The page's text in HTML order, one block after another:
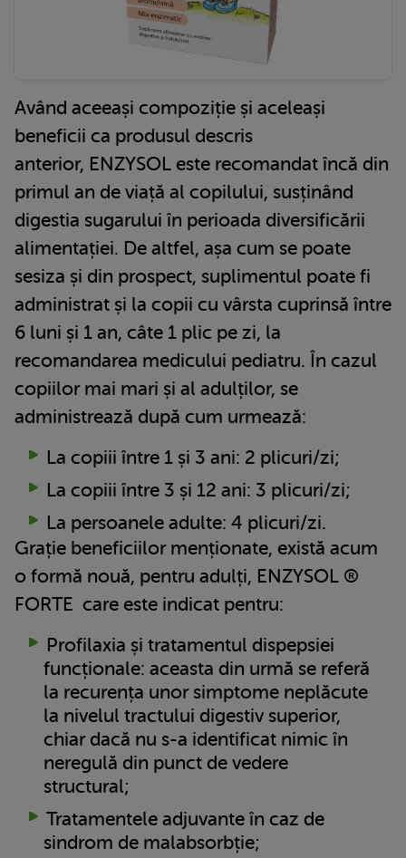
Având aceeași compoziție și aceleași
beneficii ca produsul descris
anterior, ENZYSOL este recomandat încă din
primul an de viață al copilului, susținând
digestia sugarului în perioada diversificării
alimentației. De altfel, așa cum se poate
sesiza și din prospect, suplimentul poate fi
administrat și la copii cu vârsta cuprinsă între
6 luni și 1 an, câte 1 plic pe zi, la
recomandarea medicului pediatru. În cazul
copiilor mai mari și al adulților, se
administrează după cum urmează:
La copiii între 1 și 3 ani: 2 plicuri/zi;
La copiii între 3 și 12 ani: 3 plicuri/zi;
La persoanele adulte: 4 plicuri/zi.
Grație beneficiilor menționate, există acum
o formă nouă, pentru adulți, ENZYSOL ®
FORTE care este indicat pentru:
Profilaxia și tratamentul dispepsiei
funcționale: aceasta din urmă se referă
la recurența unor simptome neplăcute
la nivelul tractului digestiv superior,
chiar dacă nu s-a identificat nimic în
neregulă din punct de vedere
structural;
Tratamentele adjuvante în caz de
sindrom de malabsorbție;